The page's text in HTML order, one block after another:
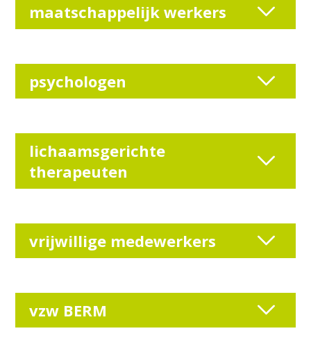
maatschappelijk werkers
psychologen
lichaamsgerichte
therapeuten
vrijwillige medewerkers
vzw BERM